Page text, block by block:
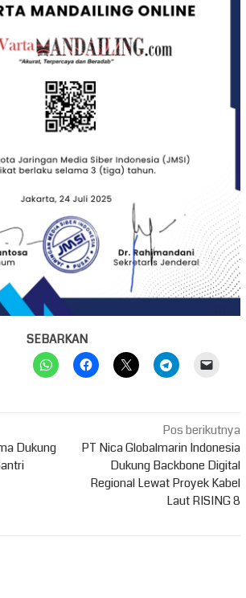
SEBARKAN
Dukung
Pos berikutnya
PT Nica Globalmarin Indonesia
Dukung Backbone Digital
Regional Lewat Proyek Kabel
Laut RISING 8